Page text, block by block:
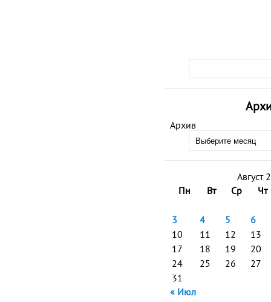
Архив
Август
Пн
Вт Ср Чт
3 4 5
6
10
11 12
13
17
18 19
20
24
25 26
27
31
« Июл